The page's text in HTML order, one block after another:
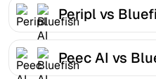
Peripl vs
Peec AI vs